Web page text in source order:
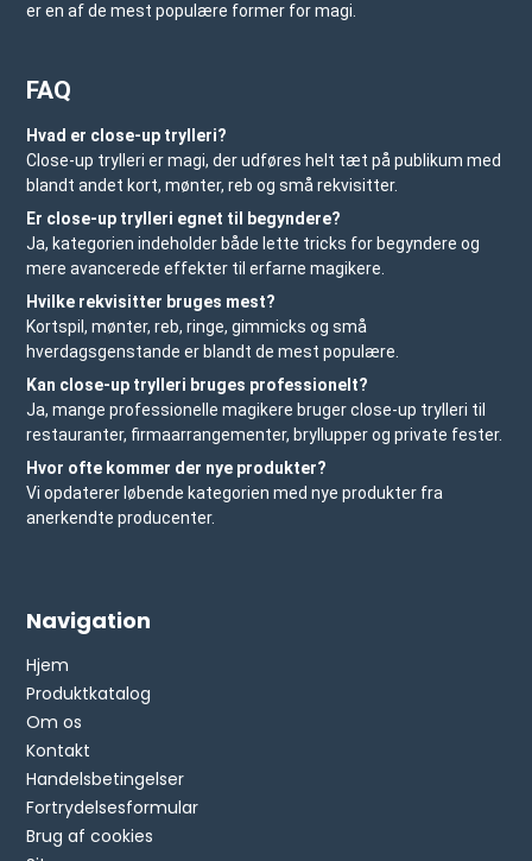
er en af de mest populære former for magi.
FAQ
Hvad er close-up trylleri?
Close-up trylleri er magi, der udføres helt tæt på publikum med
blandt andet kort, mønter, reb og små rekvisitter.
Er close-up trylleri egnet til begyndere?
Ja, kategorien indeholder både lette tricks for begyndere og
mere avancerede effekter til erfarne magikere.
Hvilke rekvisitter bruges mest?
Kortspil, mønter, reb, ringe, gimmicks og små
hverdagsgenstande er blandt de mest populære.
Kan close-up trylleri bruges professionelt?
Ja, mange professionelle magikere bruger close-up trylleri til
restauranter, firmaarrangementer, bryllupper og private fester.
Hvor ofte kommer der nye produkter?
Vi opdaterer løbende kategorien med nye produkter fra
anerkendte producenter.
Navigation
Hjem
Produktkatalog
Om os
Kontakt
Handelsbetingelser
Fortrydelsesformular
Brug af cookies